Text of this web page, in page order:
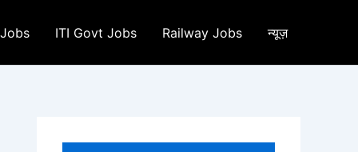
ITI Govt Jobs Railway Jobs न्यूज़